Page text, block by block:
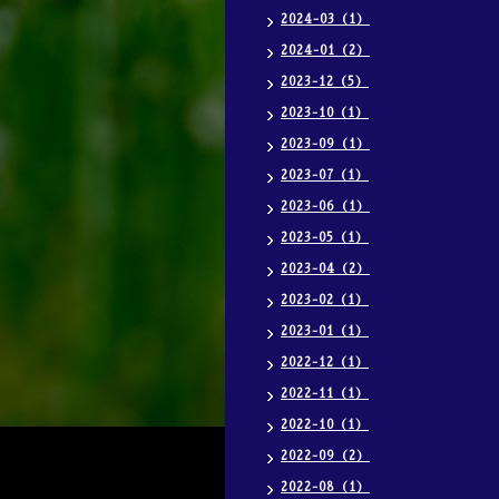
2024-03（1）
2024-01（2）
2023-12（5）
2023-10（1）
2023-09（1）
2023-07（1）
2023-06（1）
2023-05（1）
2023-04（2）
2023-02（1）
2023-01（1）
2022-12（1）
2022-11（1）
2022-10（1）
2022-09（2）
2022-08（1）